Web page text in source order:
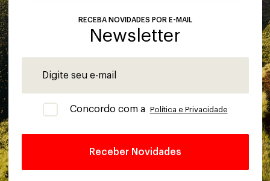
RECEBA NOVIDADES POR E-MAIL
Newsletter
Concordo com a Política e Privacidade